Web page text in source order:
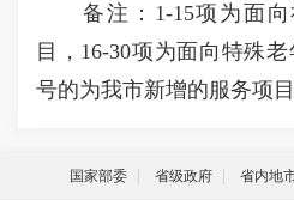
备注：1-15项为面向
目，16-30项为面向特殊
号的为我市新增的服务项目
国家部委 省级政府 省内地